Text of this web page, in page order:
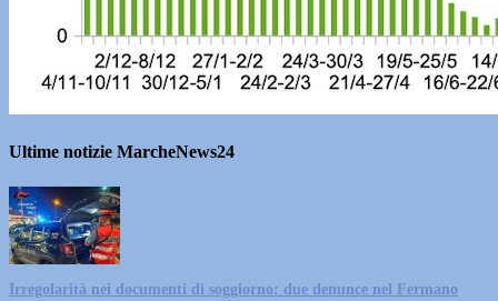
Ultime notizie MarcheNews24
Irregolarità nei documenti di soggiorno: due denunce nel Fermano